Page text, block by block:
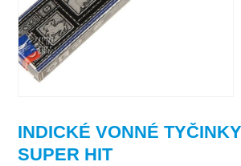
INDICKÉ VONNÉ
SUPER HIT